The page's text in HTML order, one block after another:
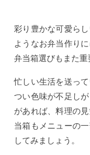
彩り豊かな可愛ら
ようなお弁当作り
弁当箱選びもまた重
忙しい生活を送っ
つい色味が不足し
があれば、料理の
当箱もメニューの
してみましょう。